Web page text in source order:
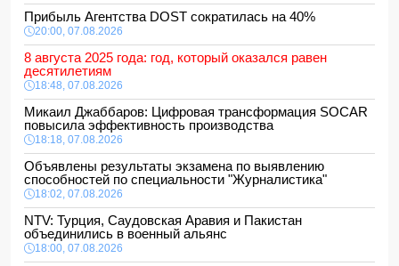
Прибыль Агентства DOST сократилась на 40%
20:00, 07.08.2026
8 августа 2025 года: год, который оказался равен
десятилетиям
18:48, 07.08.2026
Микаил Джаббаров: Цифровая трансформация SOCAR
повысила эффективность производства
18:18, 07.08.2026
Объявлены результаты экзамена по выявлению
способностей по специальности "Журналистика"
18:02, 07.08.2026
NTV: Турция, Саудовская Аравия и Пакистан
объединились в военный альянс
18:00, 07.08.2026